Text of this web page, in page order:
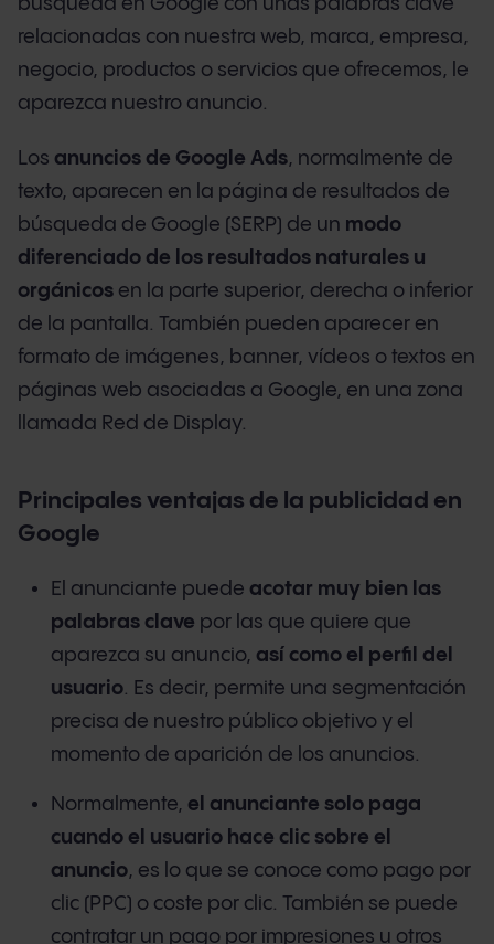
relacionadas con nuestra web, marca, empresa,
negocio, productos o servicios que ofrecemos, le
aparezca nuestro anuncio.
Los anuncios de Google Ads, normalmente de
texto, aparecen en la página de resultados de
búsqueda de Google (SERP) de un modo
diferenciado de los resultados naturales u
orgánicos en la parte superior, derecha o inferior
de la pantalla. También pueden aparecer en
formato de imágenes, banner, vídeos o textos en
páginas web asociadas a Google, en una zona
llamada Red de Display.
Principales ventajas de la publicidad en
Google
El anunciante puede acotar muy bien las
palabras clave por las que quiere que
aparezca su anuncio, así como el perfil del
usuario. Es decir, permite una segmentación
precisa de nuestro público objetivo y el
momento de aparición de los anuncios.
Normalmente, el anunciante solo paga
cuando el usuario hace clic sobre el
anuncio, es lo que se conoce como pago por
clic (PPC) o coste por clic. También se puede
contratar un pago por impresiones u otros